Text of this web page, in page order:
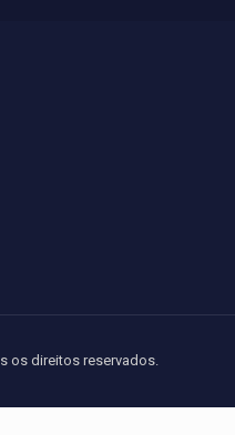
os direitos reservados.